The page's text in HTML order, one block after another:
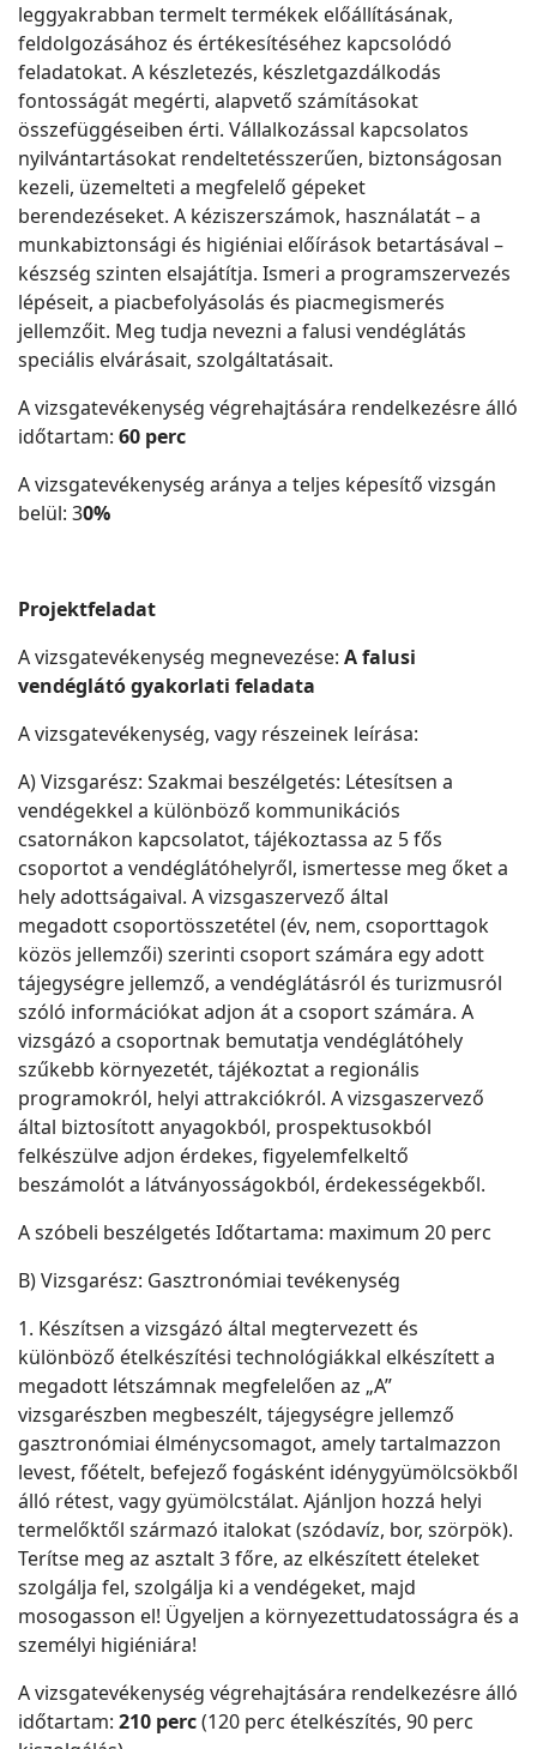
leggyakrabban termelt termékek előállításának,
feldolgozásához és értékesítéséhez kapcsolódó
feladatokat. A készletezés, készletgazdálkodás
fontosságát megérti, alapvető számításokat
összefüggéseiben érti. Vállalkozással kapcsolatos
nyilvántartásokat rendeltetésszerűen, biztonságosan
kezeli, üzemelteti a megfelelő gépeket
berendezéseket. A kéziszerszámok, használatát – a
munkabiztonsági és higiéniai előírások betartásával –
készség szinten elsajátítja. Ismeri a programszervezés
lépéseit, a piacbefolyásolás és piacmegismerés
jellemzőit. Meg tudja nevezni a falusi vendéglátás
speciális elvárásait, szolgáltatásait.
A vizsgatevékenység végrehajtására rendelkezésre álló
időtartam: 60 perc
A vizsgatevékenység aránya a teljes képesítő vizsgán
belül: 30%
Projektfeladat
A vizsgatevékenység megnevezése: A falusi
vendéglátó gyakorlati feladata
A vizsgatevékenység, vagy részeinek leírása:
A) Vizsgarész: Szakmai beszélgetés: Létesítsen a
vendégekkel a különböző kommunikációs
csatornákon kapcsolatot, tájékoztassa az 5 fős
csoportot a vendéglátóhelyről, ismertesse meg őket a
hely adottságaival. A vizsgaszervező által
megadott csoportösszetétel (év, nem, csoporttagok
közös jellemzői) szerinti csoport számára egy adott
tájegységre jellemző, a vendéglátásról és turizmusról
szóló információkat adjon át a csoport számára. A
vizsgázó a csoportnak bemutatja vendéglátóhely
szűkebb környezetét, tájékoztat a regionális
programokról, helyi attrakciókról. A vizsgaszervező
által biztosított anyagokból, prospektusokból
felkészülve adjon érdekes, figyelemfelkeltő
beszámolót a látványosságokból, érdekességekből.
A szóbeli beszélgetés Időtartama: maximum 20 perc
B) Vizsgarész: Gasztronómiai tevékenység
1. Készítsen a vizsgázó által megtervezett és
különböző ételkészítési technológiákkal elkészített a
megadott létszámnak megfelelően az „A”
vizsgarészben megbeszélt, tájegységre jellemző
gasztronómiai élménycsomagot, amely tartalmazzon
levest, főételt, befejező fogásként idénygyümölcsökből
álló rétest, vagy gyümölcstálat. Ajánljon hozzá helyi
termelőktől származó italokat (szódavíz, bor, szörpök).
Terítse meg az asztalt 3 főre, az elkészített ételeket
szolgálja fel, szolgálja ki a vendégeket, majd
mosogasson el! Ügyeljen a környezettudatosságra és a
személyi higiéniára!
A vizsgatevékenység végrehajtására rendelkezésre álló
időtartam: 210 perc(120 perc ételkészítés, 90 perc